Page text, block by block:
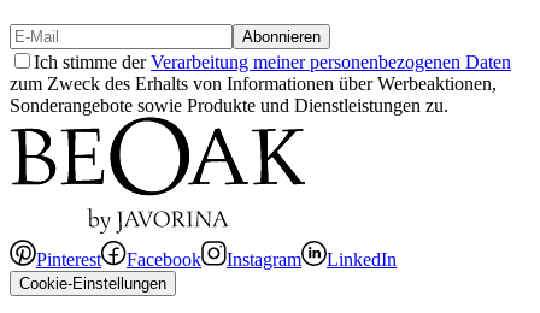
Abonnieren
Ich stimme derVerarbeitung meiner personenbezogenen Daten
zum Zweck des Erhalts von Informationen über Werbeaktionen,
Sonderangebote sowie Produkte und Dienstleistungen zu.
Pinterest Facebook Instagram LinkedIn
Cookie-Einstellungen